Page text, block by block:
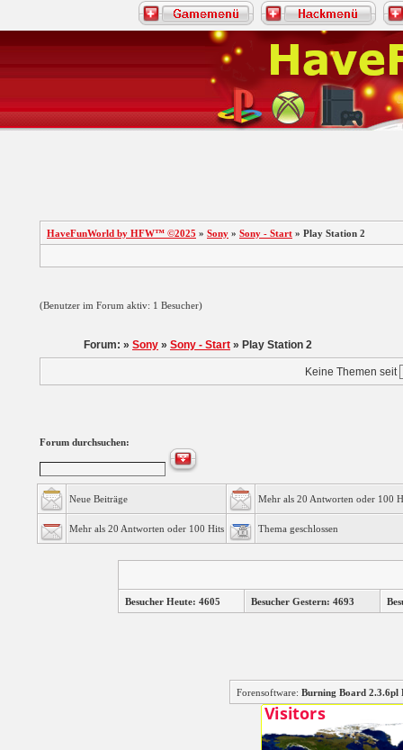
HaveFunWorld by HFW™ ©2025 » Sony » Sony - Start » Play Station 2
(Benutzer im Forum aktiv: 1 Besucher)
Forum: » Sony » Sony - Start » Play Station 2
Keine Themen seit
Forum durchsuchen:
Neue Beiträge Mehr als 20 Antworten oder 100
Mehr als 20 Antworten oder 100 Hits Thema geschlossen
Besucher Heute: 4605 Besucher Gestern: 4693
Forensoftware: Burning Board